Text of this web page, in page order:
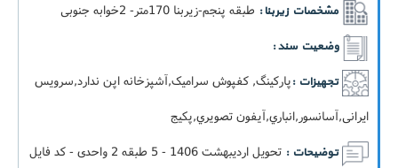
مشخصات زیربنا : طبقه پنجم-زيربنا 170متر- 2خوابه جنوبی
وضعیت سند :
تجهیزات :پارکینگ, کفپوش سرامیک,آشپزخانه اپن ندارد,سرویس
ایرانی,آسانسور,انباري,آيفون تصويري,پکيج
توضیحات :
تحویل اردیبهشت 1406 - 5 طبقه 2 واحدی - کد فایل